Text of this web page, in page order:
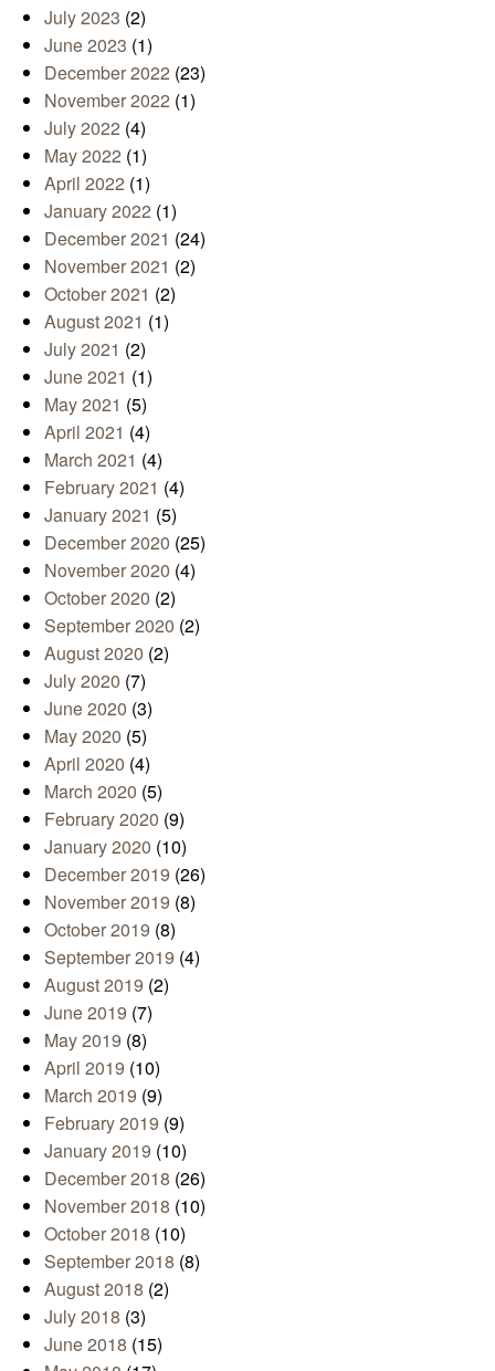
July 2023 (2)
June 2023 (1)
December 2022 (23)
November 2022 (1)
July 2022 (4)
May 2022 (1)
April 2022 (1)
January 2022 (1)
December 2021 (24)
November 2021 (2)
October 2021 (2)
August 2021 (1)
July 2021 (2)
June 2021 (1)
May 2021 (5)
April 2021 (4)
March 2021 (4)
February 2021 (4)
January 2021 (5)
December 2020 (25)
November 2020 (4)
October 2020 (2)
September 2020 (2)
August 2020 (2)
July 2020 (7)
June 2020 (3)
May 2020 (5)
April 2020 (4)
March 2020 (5)
February 2020 (9)
January 2020 (10)
December 2019 (26)
November 2019 (8)
October 2019 (8)
September 2019 (4)
August 2019 (2)
June 2019 (7)
May 2019 (8)
April 2019 (10)
March 2019 (9)
February 2019 (9)
January 2019 (10)
December 2018 (26)
November 2018 (10)
October 2018 (10)
September 2018 (8)
August 2018 (2)
July 2018 (3)
June 2018 (15)